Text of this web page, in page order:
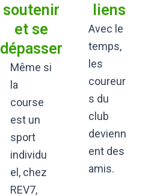
soutenir
et se
dépasser
Même si
la
course
est un
sport
individu
el, chez
REV7,
liens
Avec le
temps,
les
coureur
s du
club
devienn
ent des
amis.